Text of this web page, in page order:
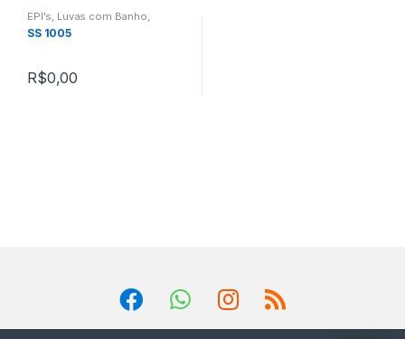
EPI's, Luvas com Banho,
Proteção das Mãos
SS 1005
R$0,00